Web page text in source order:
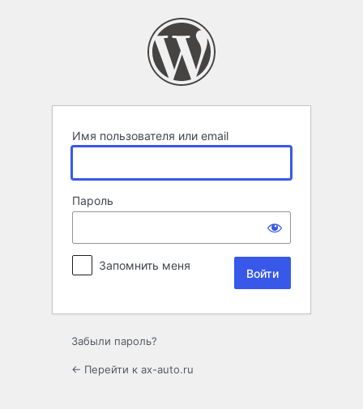
Имя пользователя или email
Пароль
Запомнить меня
Забыли пароль?
← Перейти к ax-auto.ru